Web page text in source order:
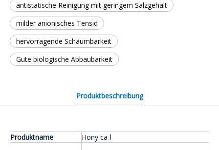
antistatische Reinigung mit geringem Salzgehalt
milder anionisches Tensid
hervorragende Schäumbarkeit
Gute biologische Abbaubarkeit
Produktbeschreibung
Produktname
Hony ca-l